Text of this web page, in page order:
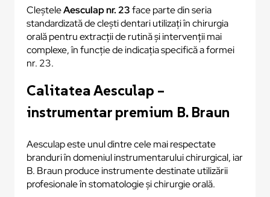
CleșteleAesculap nr. 23face parte din seria
standardizată de clești dentari utilizați în chirurgia
orală pentru extracții de rutină și intervenții mai
complexe, în funcție de indicația specifică a formei
nr. 23.
Calitatea Aesculap –
instrumentar premium B. Braun
Aesculap este unul dintre cele mai respectate
branduri în domeniul instrumentarului chirurgical, iar
B. Braun produce instrumente destinate utilizării
profesionale în stomatologie și chirurgie orală.